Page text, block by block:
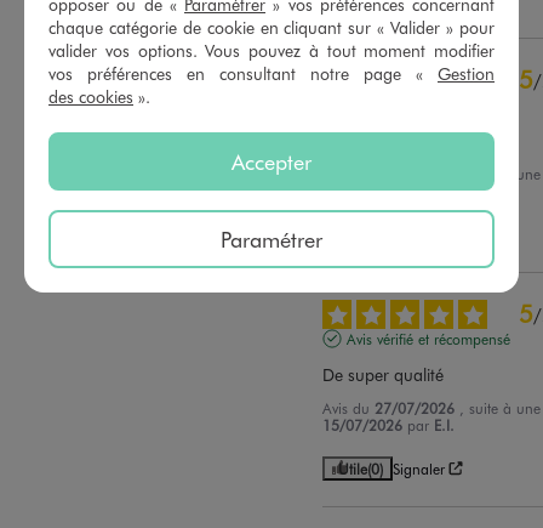
5/
, suite à
08/07/2026 parCorinne P.
5/
Avis vérifié et récompensé
De super qualité
Avis du 27/07/2026 , suite à
15/07/2026 par E.I.
Utile(0) Signaler
chaque catégorie de cookie en cliquant sur « Valider » pour
valider vos options. Vous pouvez à tout moment modifier
vos préférences en consultant notre page « Gestion
des cookies ».
Accepter
Paramétrer